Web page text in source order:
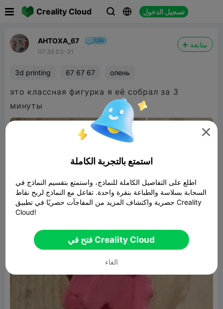
Creality Cloud   تسجيل الدخول
AHTOXA_67
07:36 03-31
متابعة
3d printing 67 67 67 олень
это классная фигурка я её собрал за 3
минуты

استمتع بالتجربة الكاملة
اطلع على التفاصيل الكاملة للنماذج، واستمتع بتقسيم النماذج في
السحابة بسلاسة والطباعة بنقرة واحدة. تفاعل مع النماذج لربح نقاط
حصرية واكتشاف المزيد من المفاجآت حصريًا في تطبيق Creality
Cloud!
فتح في Creality Cloud
الغاء